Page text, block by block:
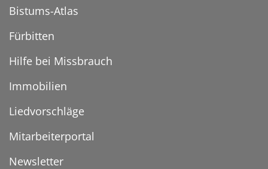
Bistums-Atlas
Fürbitten
Hilfe bei Missbrauch
Immobilien
Liedvorschläge
Mitarbeiterportal
Newsletter